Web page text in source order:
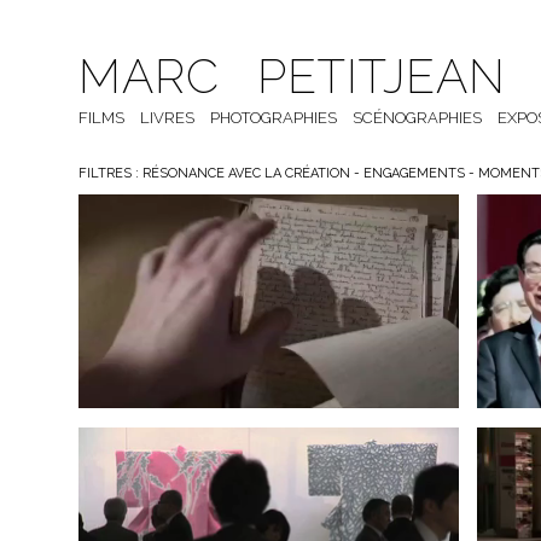
MARC PETITJEAN
FILMS LIVRES PHOTOGRAPHIES SCÉNOGRAPHIES
FILTRES : RÉSONANCE AVEC LA CRÉATION - ENGAGEMENTS -
DAKAR-DJIBOUTI 1931, LE BUTIN
DU MUSÉE DE L’HOMME
2020
TRÉSOR VIVANT
2012
BLESSURES ATOMIQUES